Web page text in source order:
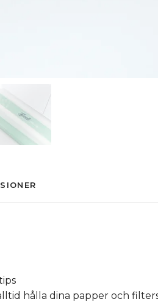
hålla dina papper och